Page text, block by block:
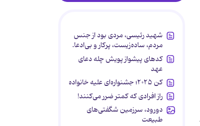
شهید رئیسی، مردی بود از جنس
مردم، ساده‌زیست، پرکار و بی‌ادعا.
کدهای پیشواز پویش چله دعای
عهد
کن ۲۰۲۵؛ جشنواره‌ای علیه خانواده
راز افرادی که کمتر ضرر می‌کنند!
دورود، سرزمین شگفتی‌های
طبیعت